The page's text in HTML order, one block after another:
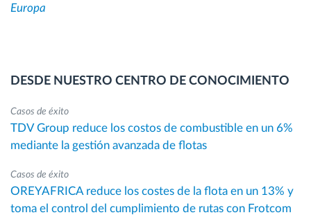
Europa
DESDE NUESTRO CENTRO DE CONOCIMIENTO
Casos de éxito
TDV Group reduce los costos de combustible en un 6%
mediante la gestión avanzada de flotas
Casos de éxito
OREYAFRICA reduce los costes de la flota en un 13% y
toma el control del cumplimiento de rutas con Frotcom